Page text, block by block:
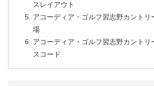
スレイアウト
アコーディア・ゴルフ習志野カントリ
場
アコーディア・ゴルフ習志野カントリ
スコード